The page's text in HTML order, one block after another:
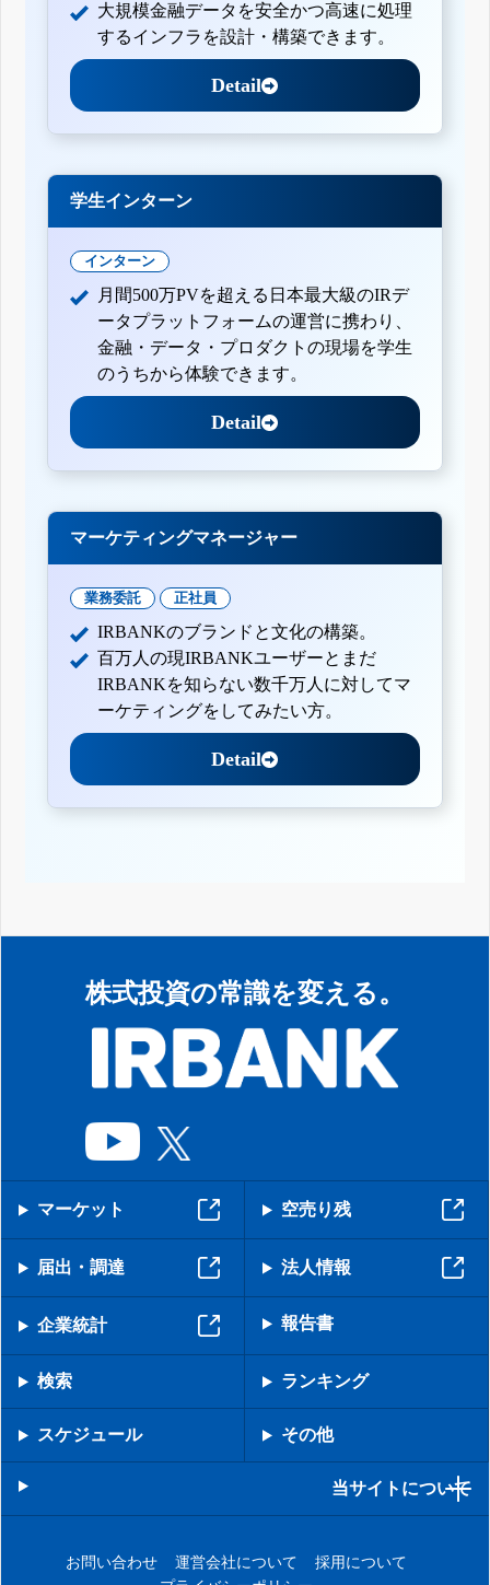
大規模金融データを安全かつ高速に処理
するインフラを設計・構築できます。
Detail
学生インターン
インターン
月間500万PVを超える日本最大級のIRデ
ータプラットフォームの運営に携わり、
金融・データ・プロダクトの現場を学生
のうちから体験できます。
Detail
マーケティングマネージャー
業務委託 正社員
IRBANKのブランドと文化の構築。
百万人の現IRBANKユーザーとまだ
IRBANKを知らない数千万人に対してマ
ーケティングをしてみたい方。
Detail
株式投資の常識を変える。
マーケット 空売り残
届出・調達 法人情報
企業統計 報告書
検索 ランキング
スケジュール その他
当サイトについて
お問い合わせ 運営会社について
採用について